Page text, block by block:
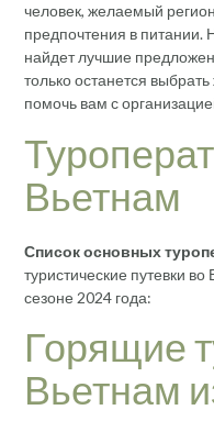
человек, желаемый
предпочтения в питании.
найдет лучшие
только останется
помочь вам с
Вьетнам
Список основных
туристические путевки
сезоне 2024 года:
Горящие
Вьетнам